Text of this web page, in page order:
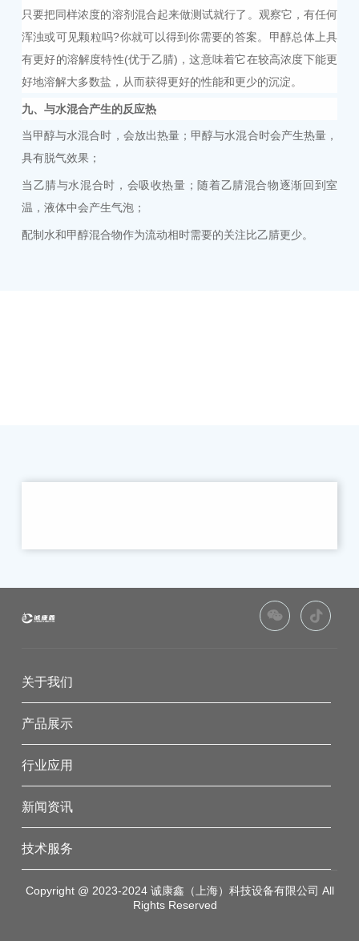
只要把同样浓度的溶剂混合起来做测试就行了。观察它，有任何
浑浊或可见颗粒吗?你就可以得到你需要的答案。甲醇总体上具
有更好的溶解度特性(优于乙腈)，这意味着它在较高浓度下能更
好地溶解大多数盐，从而获得更好的性能和更少的沉淀。
九、与水混合产生的反应热
当甲醇与水混合时，会放出热量； 甲醇与水混合时会产生热量，
具有脱气效果；
当乙腈与水混合时，会吸收热量； 随着乙腈混合物逐渐回到室
温，液体中会产生气泡；
配制水和甲醇混合物作为流动相时需要的关注比乙腈更少。
关于我们
产品展示
行业应用
新闻资讯
技术服务
Copyright @ 2023-2024 诚康鑫（上海）科技设备有限公司 All
Rights Reserved